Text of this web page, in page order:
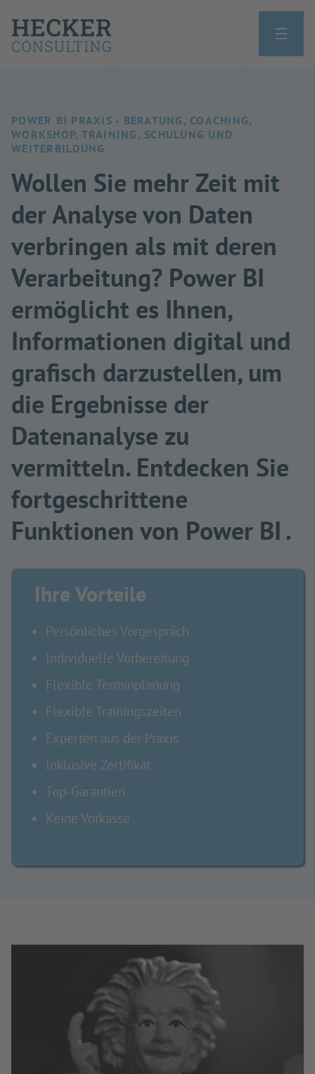
POWER BI PRAXIS - BERATUNG, COACHING,
WORKSHOP, TRAINING, SCHULUNG UND
WEITERBILDUNG
Wollen Sie mehr Zeit mit
der Analyse von Daten
verbringen als mit deren
Verarbeitung? Power BI
ermöglicht es Ihnen,
Informationen digital und
grafisch darzustellen, um
die Ergebnisse der
Datenanalyse zu
vermitteln. Entdecken Sie
fortgeschrittene
Funktionen von Power BI .
Ihre Vorteile
Persönliches Vorgespräch
Individuelle Vorbereitung
Flexible Terminplanung
Flexible Trainingszeiten
Experten aus der Praxis
Inklusive Zertifikat
Top-Garantien
Keine Vorkasse